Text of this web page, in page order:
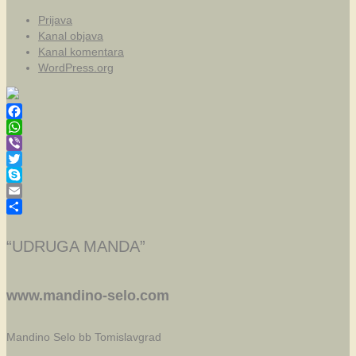
Prijava
Kanal objava
Kanal komentara
WordPress.org
Facebook
WhatsApp
Viber
Twitter
Skype
Email
“UDRUGA MANDA”
www.mandino-selo.com
Mandino Selo bb Tomislavgrad